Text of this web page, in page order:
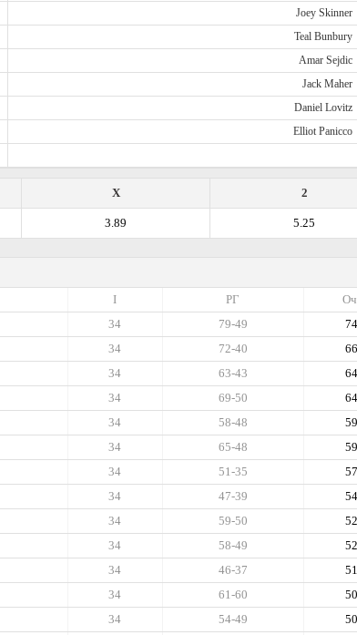
Joey Skinner
Teal Bunbury
Amar Sejdic
Jack Maher
Daniel Lovitz
Elliot Panicco
2
X
5.25
3.89
РГ
I
74
79-49
34
66
72-40
34
64
63-43
34
64
69-50
34
59
58-48
34
59
65-48
34
57
51-35
34
54
47-39
34
52
59-50
34
52
58-49
34
51
46-37
34
50
61-60
34
50
54-49
34